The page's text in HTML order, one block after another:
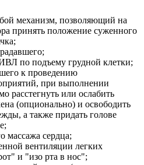
механизм, позволяющий на
принять положение суженного
по подъему грудной клетки;
к проведению
при выполнении
расстегнуть или ослабить
(опционально) и освободить
а также придать голове
массажа сердца;
вентиляции легких
и "изо рта в нос";